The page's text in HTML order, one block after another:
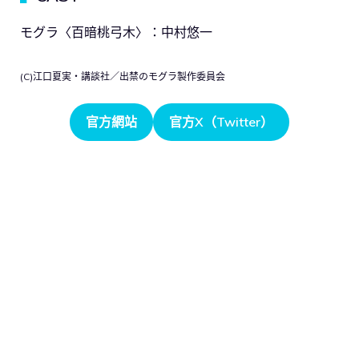
モグラ〈百暗桃弓木〉：中村悠一
(C)江口夏実・講談社／出禁のモグラ製作委員会
官方網站 官方X（Twitter）